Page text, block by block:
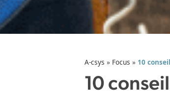
A-csys » Focus » 10
10